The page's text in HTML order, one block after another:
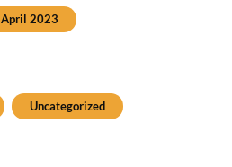
April 2023
Uncategorized